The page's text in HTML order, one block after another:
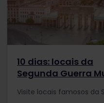
10 dias: locais da
Segunda Guerra